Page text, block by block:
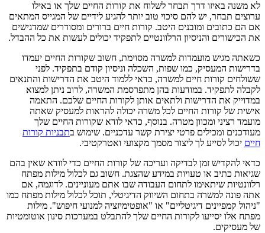
לא משנה באיזו דרך תבחר לשלוח את קורות החיים שלך או באילו
ערוצים תבחר, יש להם סיכוי טוב יותר להגיע לידיים של המגייס המתאים
אם הם כתובים ומובנים היטב. קורות חיים ברורים ומסודרים שמדגישים
את הכישורים והניסיון הרלוונטיים לתפקיד יכולים לעשות את כל ההבדל.
כשאתה מגיש מועמדות למשרה מסוימת, חשוב שקורות החיים יעמדו
בדרישות המעסיק, כמו שפות, השכלה וניסיון קודם בתפקיד. לפני
ששולחים קורות חיים למשרה, כדאי ללמוד היטב את הדרישות והתנאים
לקבלה לתפקיד. במודעות בהן מתפרסמת המשרה, לרוב ניתן למצוא
במדוייק את הדרישות ולתאים אותן לקורות החיים שלכם. התאמה
אישית של קורות החיים לכל משרה יכולה להראות למעסיק שאתה
מועמד רציני ומכוון מטרה. בנוסף, כדאי לודא שקורות החיים שלך
מעודכנים ומכילים פרטי יצירת קשר עדכניים. שימוש בתבניות קורות
חיים יכול לסייע לך ליצור מסמך מקצועי ואטרקטיבי.
כדאי להקדיש זמן לבדיקה ועריכה של קורות החיים כדי לוודא שאין בהם
שגיאות כתיב או טעויות במידע שהצגת. חשוב גם לכלול מילות מפתח
רלוונטיות שיתאימו לתחום העבודה שבו אתם מעוניינים. לדוגמה, אם
אתה פונה למשרה בתחום השיווק הדיגיטלי, תוכל לכלול מילות מפתח כמו
"ניהול קמפיינים דיגיטליים" או "אופטימיזציה למנועי חיפוש". מילות
מפתח אלו יסייעו לקורות החיים שלך להתבלט במערכות סינון אוטומטיות
של מעסיקים.